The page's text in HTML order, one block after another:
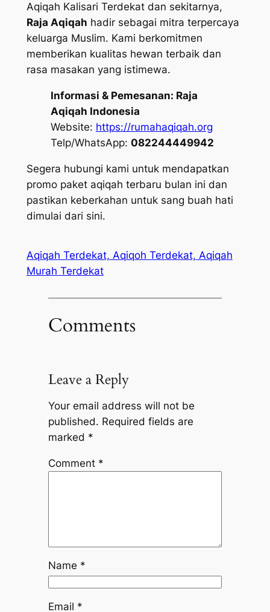
Aqiqah Kalisari Terdekat dan sekitarnya,
Raja Aqiqah hadir sebagai mitra terpercaya
keluarga Muslim. Kami berkomitmen
memberikan kualitas hewan terbaik dan
rasa masakan yang istimewa.
Informasi & Pemesanan: Raja
Aqiqah Indonesia
Website: https://rumahaqiqah.org
Telp/WhatsApp: 082244449942
Segera hubungi kami untuk mendapatkan
promo paket aqiqah terbaru bulan ini dan
pastikan keberkahan untuk sang buah hati
dimulai dari sini.
Aqiqah Terdekat, Aqiqoh Terdekat, Aqiqah
Murah Terdekat
Comments
Leave a Reply
Your email address will not be
published. Required fields are
marked *
Comment *
Name *
Email *